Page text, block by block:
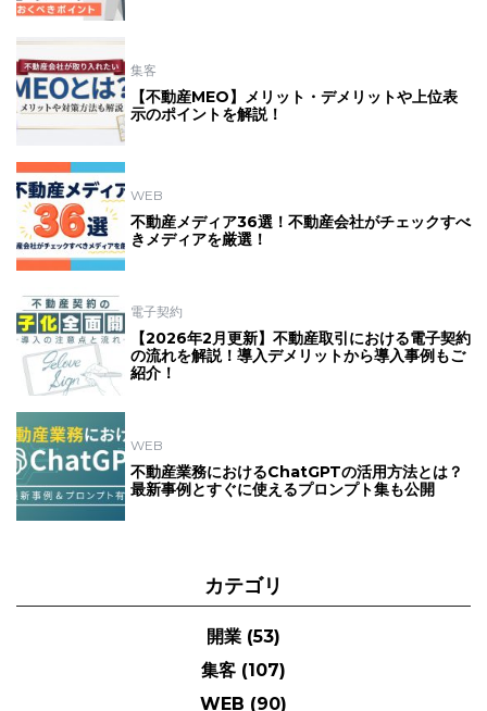
集客
【不動産MEO】メリット・デメリットや上位表
示のポイントを解説！
WEB
不動産メディア36選！不動産会社がチェックすべ
きメディアを厳選！
電子契約
【2026年2月更新】不動産取引における電子契約
の流れを解説！導入デメリットから導入事例もご
紹介！
WEB
不動産業務におけるChatGPTの活用方法とは？
最新事例とすぐに使えるプロンプト集も公開
カテゴリ
開業 (53)
集客 (107)
WEB (90)